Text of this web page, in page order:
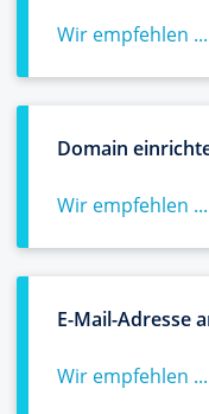
Wir empfehlen ...
Domain
Wir empfehlen ...
E-Mail-Adresse
Wir empfehlen ...